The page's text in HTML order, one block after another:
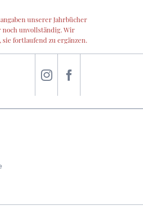
unserer Jahrbücher
unvollständig. Wir
sie fortlaufend zu ergänzen.